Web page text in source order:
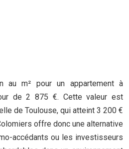
au m² pour un appartement à
de 2 875 €. Cette valeur est
de Toulouse, qui atteint 3 200 €
offre donc une alternative
accédants ou les investisseurs